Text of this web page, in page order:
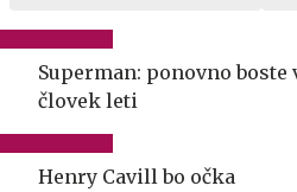
Superman: ponovno
človek leti
Henry Cavill bo očka